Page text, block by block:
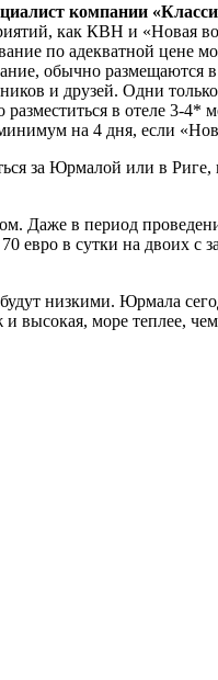
компании
как КВН и «Новая
по адекватной цене
обычно размещаются
и друзей. Одни
в отеле 3-4*
на 4 дня, если
за Юрмалой или в Риге,
Даже в период
евро в сутки на двоих с
низкими. Юрмала
и высокая, море теплее,